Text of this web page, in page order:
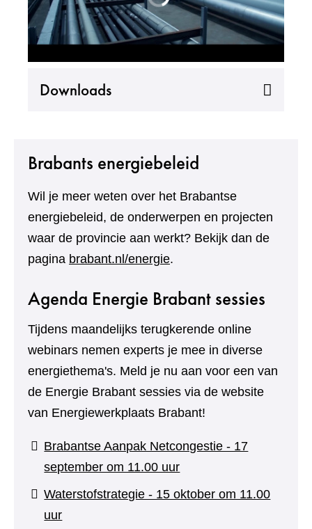
Downloads
Uitklappen
Brabants energiebeleid
Wil je meer weten over het Brabantse
energiebeleid, de onderwerpen en projecten
waar de provincie aan werkt? Bekijk dan de
pagina brabant.nl/energie.
Agenda Energie Brabant sessies
Tijdens maandelijks terugkerende online
webinars nemen experts je mee in diverse
energiethema's. Meld je nu aan voor een van
de Energie Brabant sessies via de website
van Energiewerkplaats Brabant!
Brabantse Aanpak Netcongestie - 17
september om 11.00 uur(verwijst
naar
Waterstofstrategie - 15 oktober om 11.00
uur(verwijst